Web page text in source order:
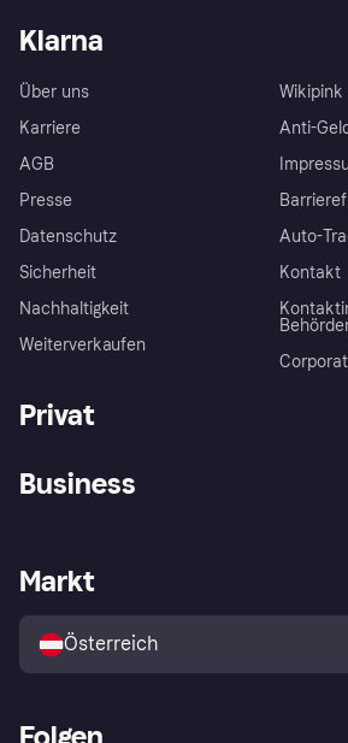
Klarna
Über uns
Karriere
AGB
Presse
Datenschutz
Sicherheit
Nachhaltigkeit
Weiterverkaufen
Wikipink
Anti-
Auto-
Kontakt
Privat
Shops entdecken
Business
Händlerportal
Markt
Österreich